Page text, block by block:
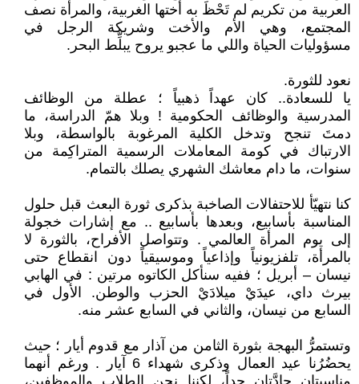
العربية من تكريم لم تَحْظَ به أختها الغربية، والمرأة نصف
المجتمع، وهي الأم والأخت وشريكة الرجل في
مسؤوليات الحياة واللي ما عجبو يروح يبلِّط البحر.
نعود للثورة.
يا للسعادة.. كان عهداً ذهبياً ؛ عطلة من الوظائف
المدرسية والوظائف الحكومية ! وبلا همّ الدراسة، ما
دمتَ تنجح وتدخل الكلية المرغوبة بالواسطة، وبلا
الارتباك في كومة المعاملات الرسمية المتراكِمة من
سنوات، ما دام معاشك الشهري يصلك بالتمام.
كنا نتهيّأ للاحتفالات الصاخبة بذكرى ثورة البعث قبل حلول
المناسبة بأسابيع، وبعدها بأسابيع .. مع إشارات خجولة
إلى يوم المرأة العالمي . وتتواصل الأفراح، بالثورة لا
بالمرأة، تلفزيونياً وإذاعياً وموسيقياً دون انقطاع حتى
نيسان – أبريل ؛ ففيه سنأكل الكاتوه مرتين : في الهابي
بيرث داي، عيدَيْ ميلادَيْ الحزب والوطن. الأول في
السابع من نيسان، والثاني في السابع عشر منه.
وتستمرُّ البهجة بثورة الثامن من آذار مع قدوم أيار ؛ حيث
يحضُرُنا عيد العمال وذكرى شهداء 6 آيار . ورغم أنهما